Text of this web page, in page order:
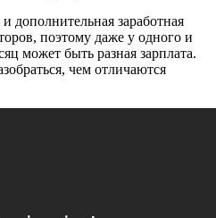
дополнительная заработная
поэтому даже у одного и
может быть разная зарплата.
чем отличаются